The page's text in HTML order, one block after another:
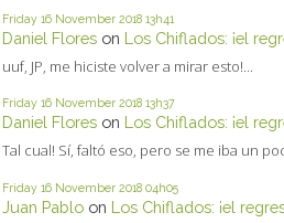
Friday 16 November 2018 13h41
Daniel Flores on Los Chiflados: ¡el
uuf, JP, me hiciste volver a mirar esto!...
Friday 16 November 2018 13h37
Daniel Flores on Los Chiflados: ¡el
Tal cual! Sí, faltó eso, pero se me iba un
Friday 16 November 2018 04h05
Juan Pablo on Los Chiflados: ¡el